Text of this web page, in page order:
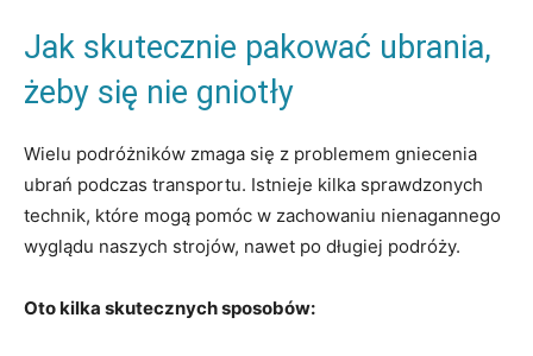
Jak skutecznie pakować ​ubrania,
żeby się nie gniotły
Wielu podróżników ​zmaga ​się z problemem gniecenia
ubrań‌ podczas ‌transportu.⁢ Istnieje kilka sprawdzonych
technik, które‌ mogą‌ pomóc w zachowaniu nienagannego
wyglądu‌ naszych strojów, nawet po ‍długiej podróży.
Oto⁣ kilka skutecznych sposobów: